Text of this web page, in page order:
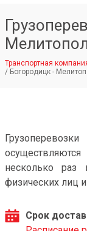
Транспортная
/ Богородицк -
несколько
физических лиц
Срок